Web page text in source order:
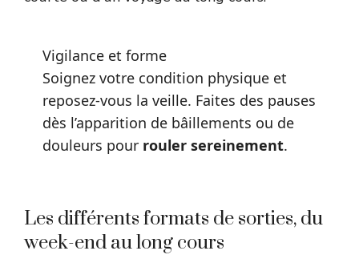
Vigilance et forme
Soignez votre condition physique et
reposez-vous la veille. Faites des pauses
dès l’apparition de bâillements ou de
douleurs pour rouler sereinement.
Les différents formats de sorties, du
week-end au long cours